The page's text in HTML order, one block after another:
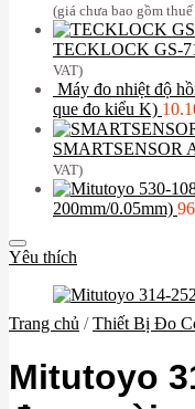
(giá chưa bao gồm
TECKLOCK GS-
VAT)
Máy đo nhiệt độ
que đo kiểu K)
SMARTSENSOR
VAT)
200mm/0.05mm)
Yêu thích
Trang chủ / Thiết Bị Đo
Mitutoyo